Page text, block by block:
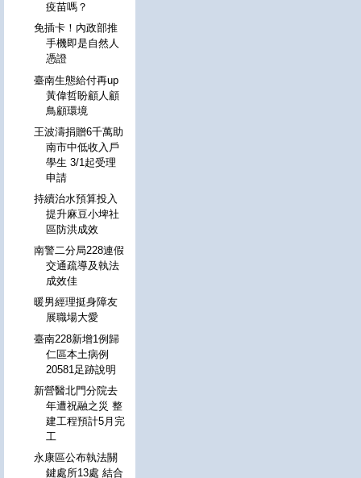
疫苗嗎？
免插卡！內政部推
手機即是自然人
憑證
臺南生態給付再up
黃偉哲盼顧人顧
鳥顧環境
王波濤捐贈6千萬助
南市中低收入戶
學生 3/1起受理
申請
持續治水預算投入
提升麻豆小埤社
區防洪成效
南警二分局228連假
交通疏導及執法
成效佳
暖男經理挺身障友
展職場大愛
臺南228新增1例歸
仁區本土病例
20581足跡說明
新營醫北門分院去
年遭祝融之災 整
建工程預計5月完
工
永康區公布執法關
鍵處所13處 結合